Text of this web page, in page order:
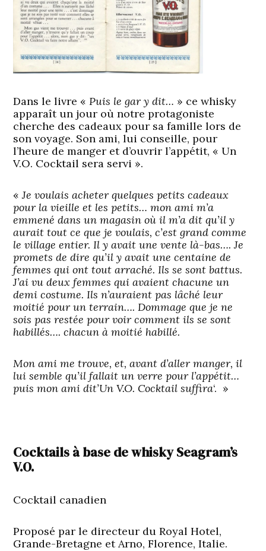
Dans le livre «Puis le gar y dit… » ce whisky
apparaît un jour où notre protagoniste
cherche des cadeaux pour sa famille lors de
son voyage. Son ami, lui conseille, pour
l’heure de manger et d’ouvrir l’appétit, « Un
V.O. Cocktail sera servi ».
«Je voulais acheter quelques petits cadeaux
pour la vieille et les petits… mon ami m’a
emmené dans un magasin où il m’a dit qu’il y
aurait tout ce que je voulais, c’est grand comme
le village entier. Il y avait une vente là-bas…. Je
promets de dire qu’il y avait une centaine de
femmes qui ont tout arraché. Ils se sont battus.
J’ai vu deux femmes qui avaient chacune un
demi costume. Ils n’auraient pas lâché leur
moitié pour un terrain…. Dommage que je ne
sois pas restée pour voir comment ils se sont
habillés…. chacun à moitié habillé.
Mon ami me trouve, et, avant d’aller manger, il
lui semble qu’il fallait un verre pour l’appétit…
puis mon ami dit’Un V.O. Cocktail suffira‘. »
Cocktails à base de whisky Seagram’s
V.O.
Cocktail canadien
Proposé par le directeur du Royal Hotel,
Grande-Bretagne et Arno, Florence, Italie.